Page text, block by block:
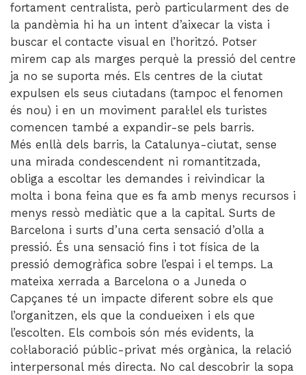
fortament centralista, però particularment des de
la pandèmia hi ha un intent d’aixecar la vista i
buscar el contacte visual en l’horitzó. Potser
mirem cap als marges perquè la pressió del centre
ja no se suporta més. Els centres de la ciutat
expulsen els seus ciutadans (tampoc el fenomen
és nou) i en un moviment paral·lel els turistes
comencen també a expandir-se pels barris.
Més enllà dels barris, la Catalunya-ciutat, sense
una mirada condescendent ni romantitzada,
obliga a escoltar les demandes i reivindicar la
molta i bona feina que es fa amb menys recursos i
menys ressò mediàtic que a la capital. Surts de
Barcelona i surts d’una certa sensació d’olla a
pressió. És una sensació fins i tot física de la
pressió demogràfica sobre l’espai i el temps. La
mateixa xerrada a Barcelona o a Juneda o
Capçanes té un impacte diferent sobre els que
l’organitzen, els que la condueixen i els que
l’escolten. Els combois són més evidents, la
col·laboració públic-privat més orgànica, la relació
interpersonal més directa. No cal descobrir la sopa